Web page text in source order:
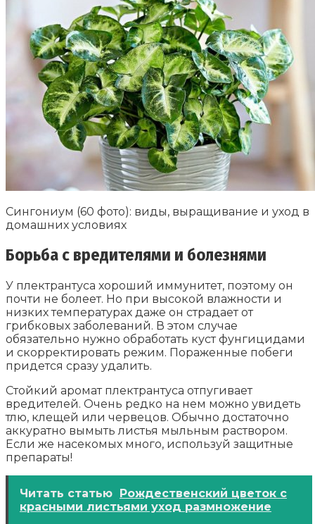
Сингониум (60 фото): виды, выращивание и уход в
домашних условиях
Борьба с вредителями и болезнями
У плектрантуса хороший иммунитет, поэтому он
почти не болеет. Но при высокой влажности и
низких температурах даже он страдает от
грибковых заболеваний. В этом случае
обязательно нужно обработать куст фунгицидами
и скорректировать режим. Пораженные побеги
придется сразу удалить.
Стойкий аромат плектрантуса отпугивает
вредителей. Очень редко на нем можно увидеть
тлю, клещей или червецов. Обычно достаточно
аккуратно вымыть листья мыльным раствором.
Если же насекомых много, используй защитные
препараты!
Читать статью
Рождественский цветок с
красными листьями уход размножение